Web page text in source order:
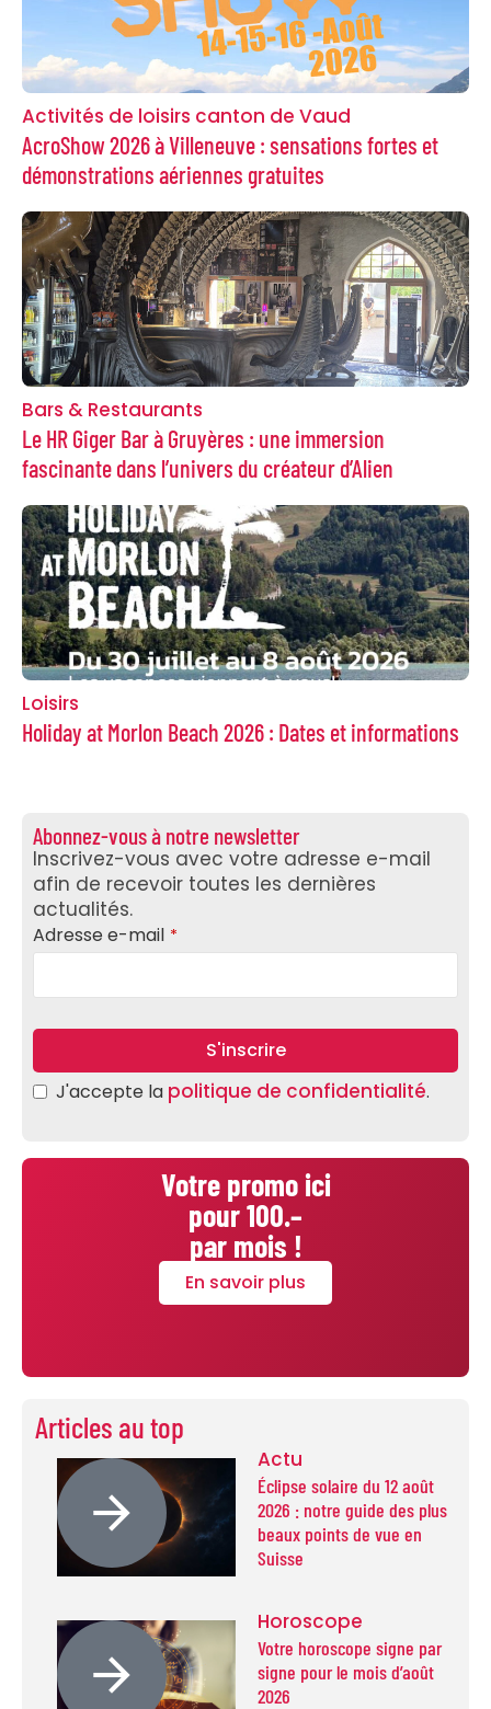
Activités de loisirs canton de Vaud
AcroShow 2026 à Villeneuve : sensations fortes et
démonstrations aériennes gratuites
Bars & Restaurants
Le HR Giger Bar à Gruyères : une immersion
fascinante dans l’univers du créateur d’Alien
Loisirs
Holiday at Morlon Beach 2026 : Dates et informations
Abonnez-vous à notre newsletter
Inscrivez-vous avec votre adresse e-mail
afin de recevoir toutes les dernières
actualités.
Adresse e-mail *
S'inscrire
Company
Name *
J'accepte la politique de confidentialité.
Votre promo ici
pour 100.–
par mois !
En savoir plus
Articles au top
Actu
Éclipse solaire du 12 août
2026 : notre guide des plus
beaux points de vue en
Suisse
Horoscope
Votre horoscope signe par
signe pour le mois d’août
2026